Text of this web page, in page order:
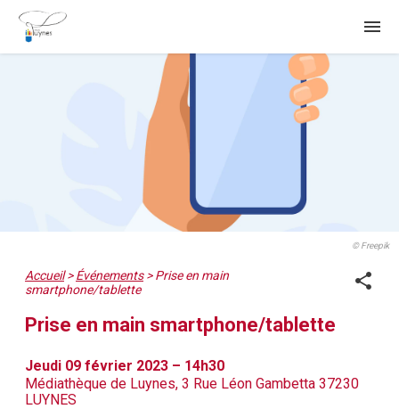
menu
© Freepik
Accueil>Événements>Prise en main
smartphone/tablette
share
Prise en main smartphone/tablette
Jeudi 09 février 2023 – 14h30
Médiathèque de Luynes, 3 Rue Léon Gambetta 37230
LUYNES